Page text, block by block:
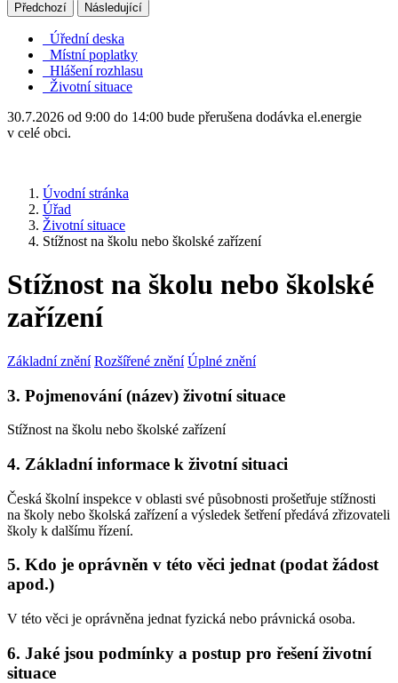
Předchozí Následující
Úřední deska
Místní poplatky
Hlášení rozhlasu
Životní situace
30.7.2026 od 9:00 do 14:00 bude přerušena dodávka el.energie
v celé obci.
Úvodní stránka
Úřad
Životní situace
Stížnost na školu nebo školské zařízení
Stížnost na školu nebo školské
zařízení
Základní znění Rozšířené znění Úplné znění
3. Pojmenování (název) životní situace
Stížnost na školu nebo školské zařízení
4. Základní informace k životní situaci
Česká školní inspekce v oblasti své působnosti prošetřuje stížnosti
na školy nebo školská zařízení a výsledek šetření předává zřizovateli
školy k dalšímu řízení.
5. Kdo je oprávněn v této věci jednat (podat žádost
apod.)
V této věci je oprávněna jednat fyzická nebo právnická osoba.
6. Jaké jsou podmínky a postup pro řešení životní
situace